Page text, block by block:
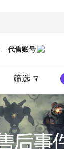
代售账号
筛选